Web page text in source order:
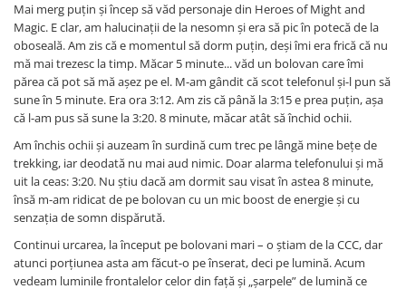
Mai merg puțin și încep să văd personaje din Heroes of Might and
Magic. E clar, am halucinații de la nesomn și era să pic în potecă de la
oboseală. Am zis că e momentul să dorm puțin, deși îmi era frică că nu
mă mai trezesc la timp. Măcar 5 minute... văd un bolovan care îmi
părea că pot să mă așez pe el. M-am gândit că scot telefonul și-l pun să
sune în 5 minute. Era ora 3:12. Am zis că până la 3:15 e prea puțin, așa
că l-am pus să sune la 3:20. 8 minute, măcar atât să închid ochii.
Am închis ochii și auzeam în surdină cum trec pe lângă mine bețe de
trekking, iar deodată nu mai aud nimic. Doar alarma telefonului și mă
uit la ceas: 3:20. Nu știu dacă am dormit sau visat în astea 8 minute,
însă m-am ridicat de pe bolovan cu un mic boost de energie și cu
senzația de somn dispărută.
Continui urcarea, la început pe bolovani mari – o știam de la CCC, dar
atunci porțiunea asta am făcut-o pe înserat, deci pe lumină. Acum
vedeam luminile frontalelor celor din față și „șarpele” de lumină ce